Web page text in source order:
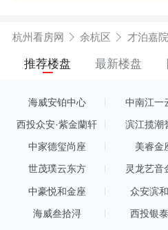
杭州看房网 余杭区 才泊嘉院
推荐楼盘 最新楼盘
海威安铂中心 中南江一
西投众安·紫金蘭轩 滨江揽潮
中家德玺尚座 美睿金
世茂璞云东方 灵龙艺音
中豪悦和金座 众安滨
海威叁拾浔 西投银